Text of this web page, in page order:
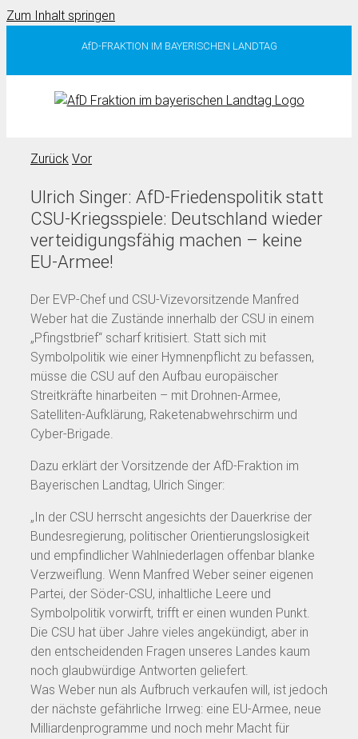
Zum Inhalt springen
AfD-FRAKTION IM BAYERISCHEN LANDTAG
Zurück Vor
Ulrich Singer: AfD-Friedenspolitik statt
CSU-Kriegsspiele: Deutschland wieder
verteidigungsfähig machen – keine
EU-Armee!
Der EVP-Chef und CSU-Vizevorsitzende Manfred
Weber hat die Zustände innerhalb der CSU in einem
„Pfingstbrief“ scharf kritisiert. Statt sich mit
Symbolpolitik wie einer Hymnenpflicht zu befassen,
müsse die CSU auf den Aufbau europäischer
Streitkräfte hinarbeiten – mit Drohnen-Armee,
Satelliten-Aufklärung, Raketenabwehrschirm und
Cyber-Brigade.
Dazu erklärt der Vorsitzende der AfD-Fraktion im
Bayerischen Landtag, Ulrich Singer:
„In der CSU herrscht angesichts der Dauerkrise der
Bundesregierung, politischer Orientierungslosigkeit
und empfindlicher Wahlniederlagen offenbar blanke
Verzweiflung. Wenn Manfred Weber seiner eigenen
Partei, der Söder-CSU, inhaltliche Leere und
Symbolpolitik vorwirft, trifft er einen wunden Punkt.
Die CSU hat über Jahre vieles angekündigt, aber in
den entscheidenden Fragen unseres Landes kaum
noch glaubwürdige Antworten geliefert.
Was Weber nun als Aufbruch verkaufen will, ist jedoch
der nächste gefährliche Irrweg: eine EU-Armee, neue
Milliardenprogramme und noch mehr Macht für